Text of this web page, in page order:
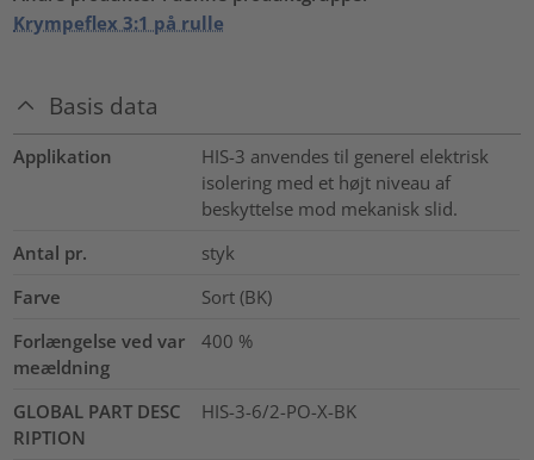
Krympeflex 3:1 på rulle
Basis data
Applikation
HIS-3 anvendes til generel elektrisk
isolering med et højt niveau af
beskyttelse mod mekanisk slid.
Antal pr.
styk
Farve
Sort (BK)
Forlængelse ved var
meældning
400 %
GLOBAL PART DESC
RIPTION
HIS-3-6/2-PO-X-BK